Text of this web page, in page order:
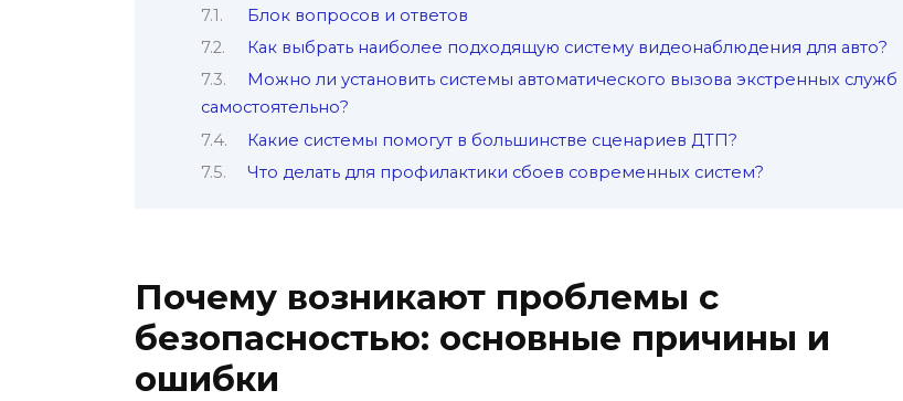
Блок вопросов и ответов
Как выбрать наиболее подходящую систему видеонаблюдения для авто?
Можно ли установить системы автоматического вызова экстренных служб
самостоятельно?
Какие системы помогут в большинстве сценариев ДТП?
Что делать для профилактики сбоев современных систем?
Почему возникают проблемы с
безопасностью: основные причины и
ошибки